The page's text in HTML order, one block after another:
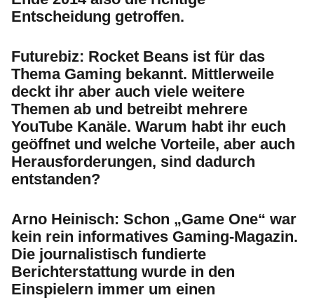
Entscheidung getroffen.
Futurebiz: Rocket Beans ist für das
Thema Gaming bekannt. Mittlerweile
deckt ihr aber auch viele weitere
Themen ab und betreibt mehrere
YouTube Kanäle. Warum habt ihr euch
geöffnet und welche Vorteile, aber auch
Herausforderungen, sind dadurch
entstanden?
Arno Heinisch: Schon „Game One“ war
kein rein informatives Gaming-Magazin.
Die journalistisch fundierte
Berichterstattung wurde in den
Einspielern immer um einen